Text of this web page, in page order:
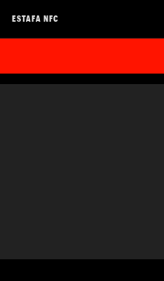
ESTAFA NFC